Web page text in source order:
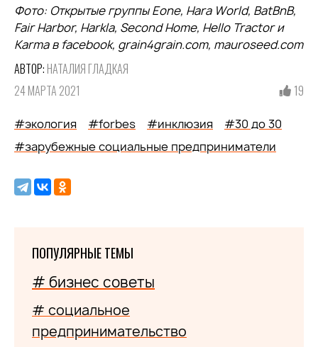
Фото: Открытые группы Eone, Hara World, BatBnB,
Fair Harbor, Harkla, Second Home, Hello Tractor и
Karma в facebook, grain4grain.com, mauroseed.com
АВТОР: НАТАЛИЯ ГЛАДКАЯ
24 МАРТА 2021
19
#экология #forbes #инклюзия
#30 до 30
#зарубежные социальные предприниматели
ПОПУЛЯРНЫЕ ТЕМЫ
# бизнес советы
# социальное
предпринимательство